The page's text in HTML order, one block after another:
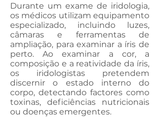
Durante um exame de iridologia,
os médicos utilizam equipamento
especializado, incluindo luzes,
câmaras e ferramentas de
ampliação, para examinar a íris de
perto. Ao examinar a cor, a
composição e a reatividade da íris,
os iridologistas pretendem
discernir o estado interno do
corpo, detectando factores como
toxinas, deficiências nutricionais
ou doenças emergentes.